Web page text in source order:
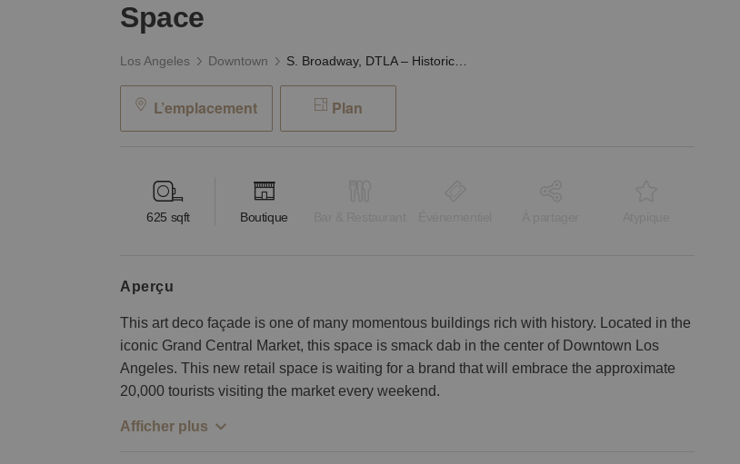
Space
Los Angeles Downtown
L’emplacement Plan
625 sqft Boutique
aperçu
This art deco façade is one of many momentous buildings rich with history. Located in the
iconic Grand Central Market, this space is smack dab in the center of Downtown Los
Angeles. This new retail space is waiting for a brand that will embrace the approximate
20,000 tourists visiting the market every weekend.
Afficher plus